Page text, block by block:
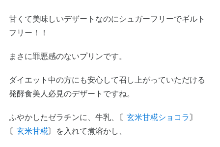
甘くて美味しいデザートなのにシュガーフリーでギルト
フリー！！
まさに罪悪感のないプリンです。
ダイエット中の方にも安心して召し上がっていただける
発酵食美人必見のデザートですね。
ふやかしたゼラチンに、牛乳、〘 玄米甘糀ショコラ〙
〘 玄米甘糀〙を入れて煮溶かし、